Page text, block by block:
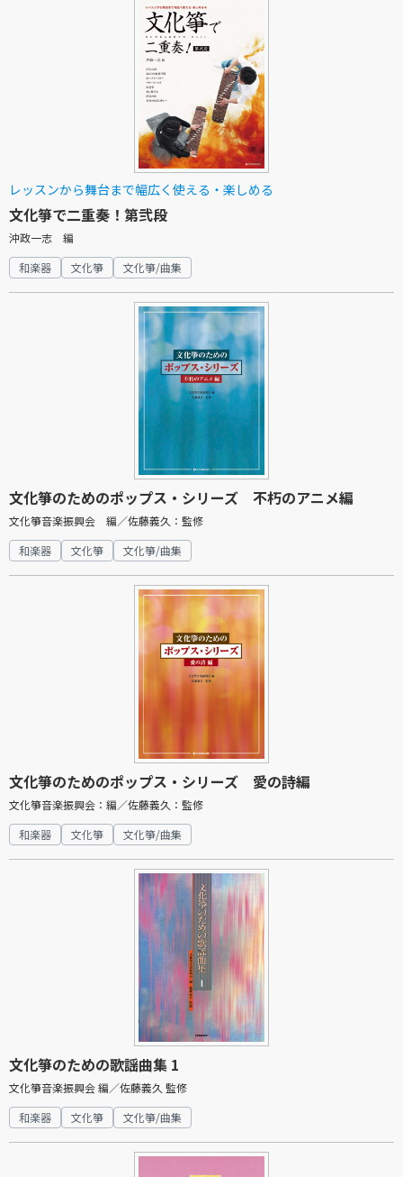
レッスンから舞台まで幅広く使える・楽しめる
文化箏で二重奏！第弐段
沖政一志 編
和楽器
文化箏 文化箏/曲集
文化箏のためのポップス・シリーズ 不朽のアニメ編
文化箏音楽振興会 編／佐藤義久：監修
和楽器
文化箏 文化箏/曲集
文化箏のためのポップス・シリーズ 愛の詩編
文化箏音楽振興会：編／佐藤義久：監修
和楽器
文化箏 文化箏/曲集
文化箏のための歌謡曲集 1
文化箏音楽振興会 編／佐藤義久 監修
和楽器
文化箏 文化箏/曲集